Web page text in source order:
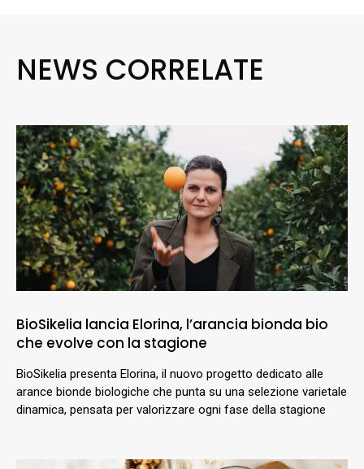
NEWS CORRELATE
BioSikelia lancia Elorina, l’arancia bionda bio
che evolve con la stagione
BioSikelia presenta Elorina, il nuovo progetto dedicato alle
arance bionde biologiche che punta su una selezione varietale
dinamica, pensata per valorizzare ogni fase della stagione